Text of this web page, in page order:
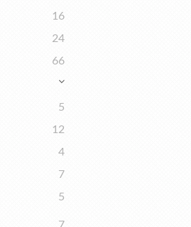
16
24
66
5
12
4
7
5